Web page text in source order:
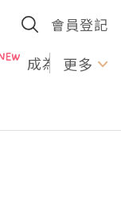
會員登記
成為U更多